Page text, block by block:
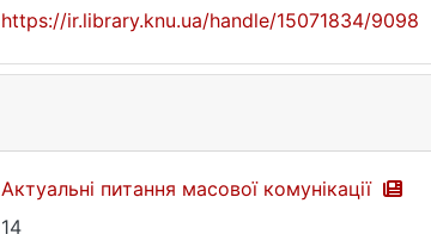
https://ir.library.knu.ua/handle/15071834/9098
Актуальні питання масової комунікації
14